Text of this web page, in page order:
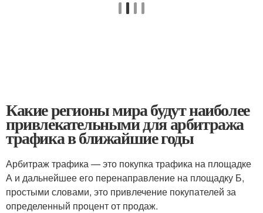
Какие регионы мира будут наиболее
привлекательными для арбитража
трафика в ближайшие годы
Арбитраж трафика — это покупка трафика на площадке
А и дальнейшее его перенаправление на площадку Б,
простыми словами, это привлечение покупателей за
определенный процент от продаж.